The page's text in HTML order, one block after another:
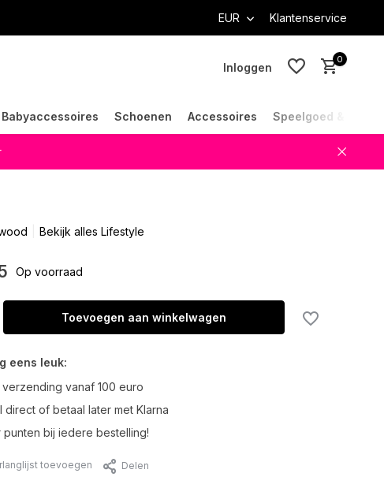
EUR Klantenservice
Inloggen
0
Babyaccessoires Schoenen Accessoires Speelgoed &
Bekijk alles Lifestyle
Op voorraad
Toevoegen aan winkelwagen
eens leuk:
verzending vanaf 100 euro
direct of betaal later met Klarna
punten bij iedere bestelling!
toevoegen Delen